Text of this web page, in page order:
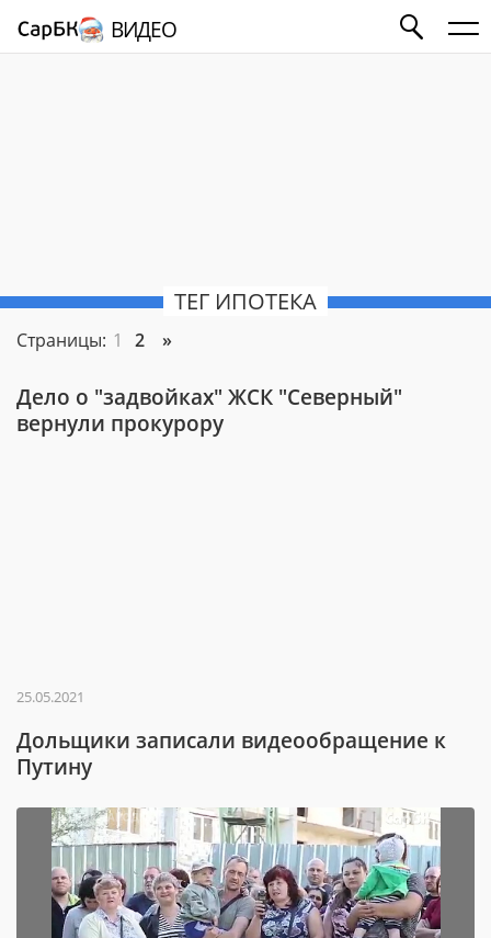
ВИДЕО
ТЕГ ИПОТЕКА
Страницы: 1 2 »
Дело о "задвойках" ЖСК "Северный"
вернули прокурору
25.05.2021
Дольщики записали видеообращение к
Путину